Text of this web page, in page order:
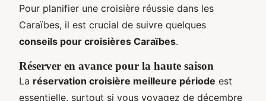
Pour planifier une croisière réussie dans les
Caraïbes, il est crucial de suivre quelques
conseils pour croisières Caraïbes.
Réserver en avance pour la haute saison
La réservation croisière meilleure période est
essentielle, surtout si vous voyagez de décembre